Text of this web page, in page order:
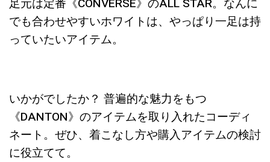
足元は定番《CONVERSE》のALL STAR。なんに
でも合わせやすいホワイトは、やっぱり一足は持
っていたいアイテム。
いかがでしたか？ 普遍的な魅力をもつ
《DANTON》のアイテムを取り入れたコーディ
ネート。ぜひ、着こなし方や購入アイテムの検討
に役立てて。